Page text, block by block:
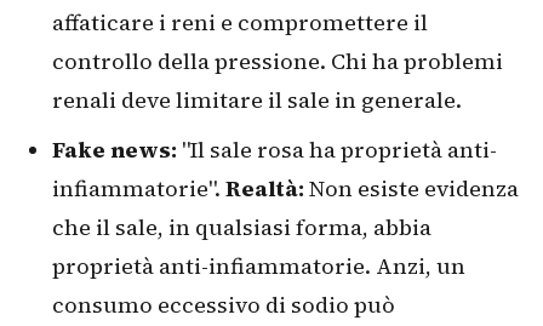
affaticare i reni e compromettere il
controllo della pressione. Chi ha problemi
renali deve limitare il sale in generale.
Fake news: "Il sale rosa ha proprietà anti-
infiammatorie". Realtà: Non esiste evidenza
che il sale, in qualsiasi forma, abbia
proprietà anti-infiammatorie. Anzi, un
consumo eccessivo di sodio può